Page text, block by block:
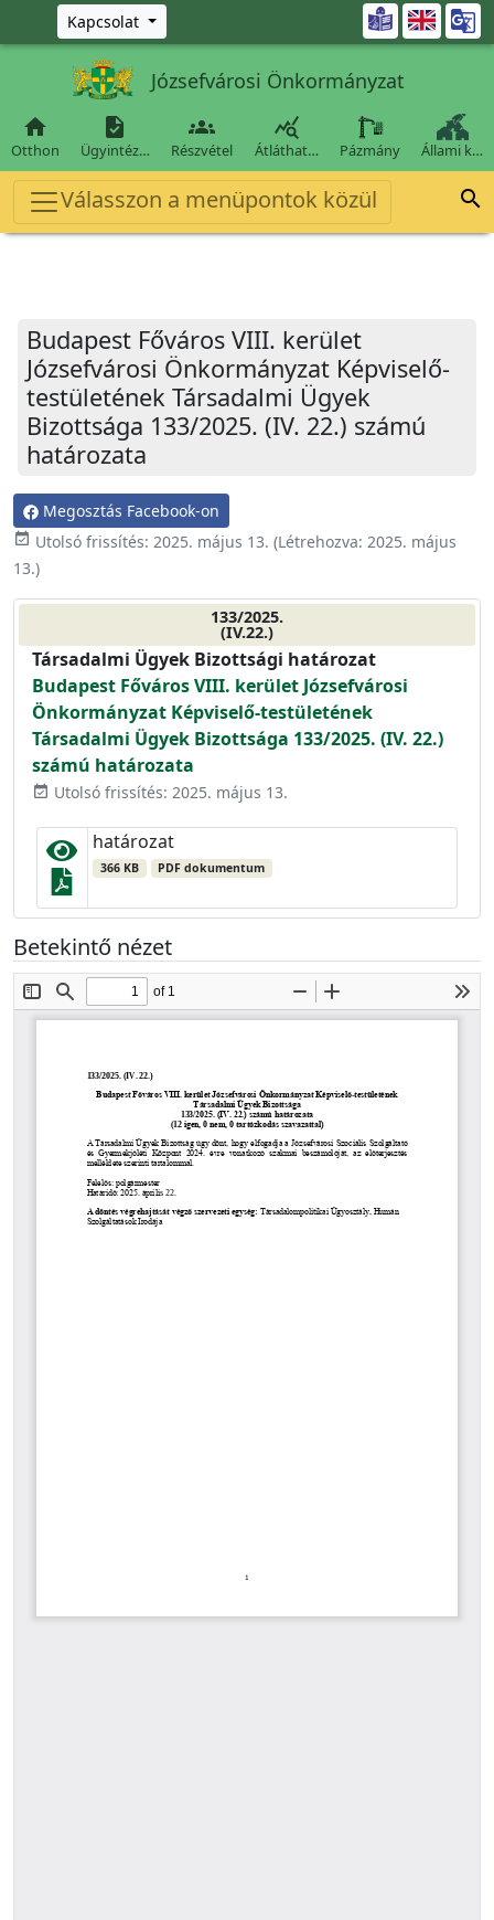
Ugrás a fő tartalomra
Kapcsolat 
Józsefvárosi Önkormányzat

Otthon

Ügyintéz…

Részvétel

Átláthat… Pázmány Állami k…
Válasszon a menüpontok közül 
Budapest Főváros VIII. kerület
Józsefvárosi Önkormányzat Képviselő-
testületének Társadalmi Ügyek
Bizottsága 133/2025. (IV. 22.) számú
határozata
Megosztás Facebook-on
event_available Utolsó frissítés: 2025. május 13. (Létrehozva: 2025. május
13.)
133/2025.
(IV.22.)
Társadalmi Ügyek Bizottsági határozat
Budapest Főváros VIII. kerület Józsefvárosi
Önkormányzat Képviselő-testületének
Társadalmi Ügyek Bizottsága 133/2025. (IV. 22.)
számú határozata
event_available Utolsó frissítés: 2025. május 13.
határozat
366 KB PDF dokumentum
Betekintő nézet